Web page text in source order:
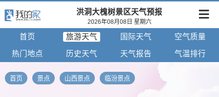
洪洞大槐树景区天气预报
2026年08月08日 星期六
首页 旅游天气 国际天气 空气质量
热门地点 历史天气 天气报告 气温排行
首页 景点 山西景点 临汾景点